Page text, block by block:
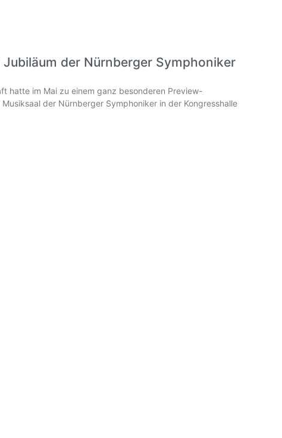
der Nürnberger Symphoniker
hatte im Mai zu einem ganz besonderen Preview-
der Nürnberger Symphoniker in der Kongresshalle